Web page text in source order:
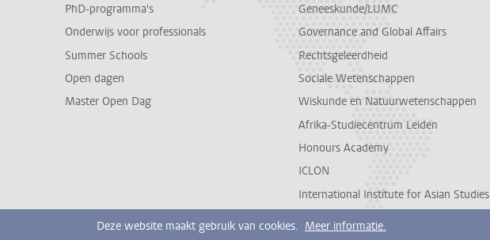
PhD-programma's
Onderwijs voor professionals
Summer Schools
Open dagen
Master Open Dag
Geneeskunde/LUMC
Governance and Global Affairs
Rechtsgeleerdheid
Sociale Wetenschappen
Wiskunde en Natuurwetenschappen
Afrika-Studiecentrum Leiden
Honours Academy
ICLON
International Institute for Asian Studies
Deze website maakt gebruik van cookies. Meer informatie.